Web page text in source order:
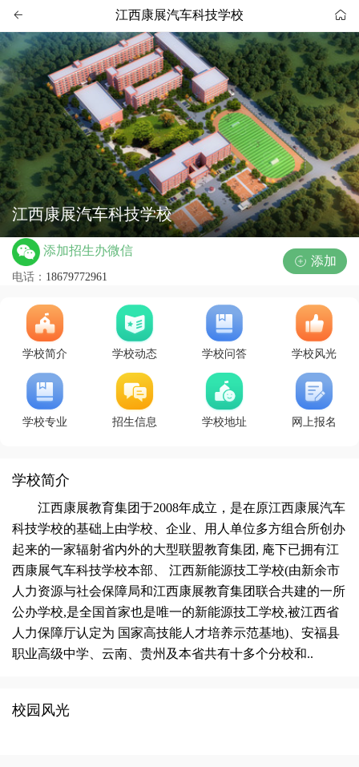
 江西康展汽车科技学校 
江西康展汽车科技学校
添加招生办微信
电话： 18679772961
 添加
学校简介 学校动态 学校问答 学校风光
学校专业 招生信息 学校地址 网上报名
学校简介
江西康展教育集团于2008年成立，是在原江西康展汽车
科技学校的基础上由学校、企业、用人单位多方组合所创办
起来的一家辐射省内外的大型联盟教育集团, 庵下已拥有江
西康展气车科技学校本部、 江西新能源技工学校(由新余市
人力资源与社会保障局和江西康展教育集团联合共建的一所
公办学校,是全国首家也是唯一的新能源技工学校,被江西省
人力保障厅认定为 国家高技能人才培养示范基地)、安福县
职业高级中学、云南、贵州及本省共有十多个分校和..
校园风光